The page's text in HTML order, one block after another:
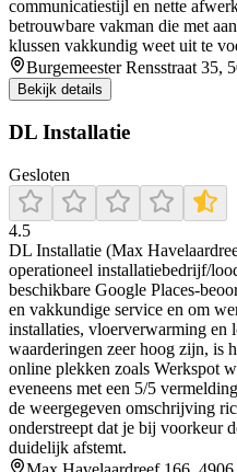
communicatiestijl en nette
betrouwbare vakman die met
klussen vakkundig weet uit te
Burgemeester Rensstraat 35,
Bekijk details
DL Installatie
Gesloten
4.5
DL Installatie (Max
operationeel installatiebedrijf/
beschikbare Google Places-
en vakkundige service en om
installaties, vloerverwarming en
waarderingen zeer hoog zijn, is
online plekken zoals Werkspot
eveneens met een 5/5
de weergegeven omschrijving
onderstreept dat je bij voorkeur
duidelijk afstemt.